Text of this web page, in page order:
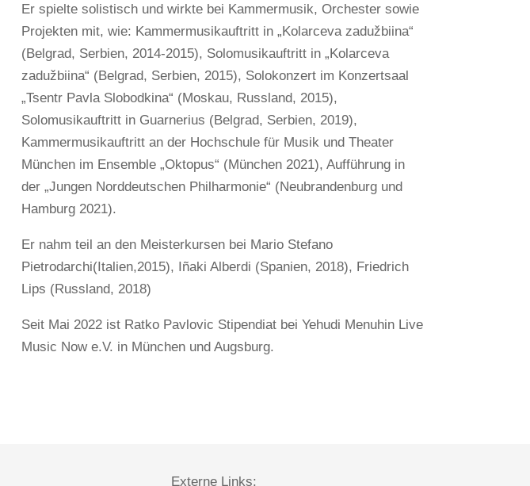
Er spielte solistisch und wirkte bei Kammermusik, Orchester sowie
Projekten mit, wie: Kammermusikauftritt in „Kolarceva zadužbiina“
(Belgrad, Serbien, 2014-2015), Solomusikauftritt in „Kolarceva
zadužbiina“ (Belgrad, Serbien, 2015), Solokonzert im Konzertsaal
„Tsentr Pavla Slobodkina“ (Moskau, Russland, 2015),
Solomusikauftritt in Guarnerius (Belgrad, Serbien, 2019),
Kammermusikauftritt an der Hochschule für Musik und Theater
München im Ensemble „Oktopus“ (München 2021), Aufführung in
der „Jungen Norddeutschen Philharmonie“ (Neubrandenburg und
Hamburg 2021).
Er nahm teil an den Meisterkursen bei Mario Stefano
Pietrodarchi(Italien,2015), Iñaki Alberdi (Spanien, 2018), Friedrich
Lips (Russland, 2018)
Seit Mai 2022 ist Ratko Pavlovic Stipendiat bei Yehudi Menuhin Live
Music Now e.V. in München und Augsburg.
Externe Links: